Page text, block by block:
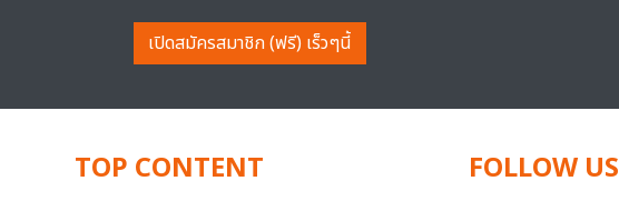
เปิดสมัครสมาชิก (ฟรี) เร็วๆนี้
TOP CONTENT FOLLOW US